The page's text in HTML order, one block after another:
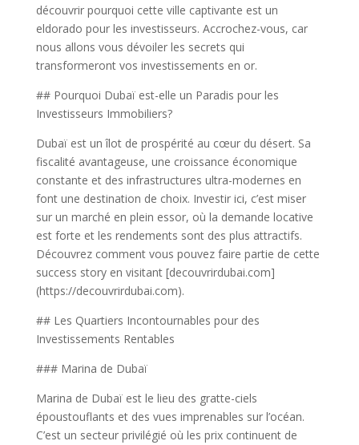
découvrir pourquoi cette ville captivante est un
eldorado pour les investisseurs. Accrochez-vous, car
nous allons vous dévoiler les secrets qui
transformeront vos investissements en or.
## Pourquoi Dubaï est-elle un Paradis pour les
Investisseurs Immobiliers?
Dubaï est un îlot de prospérité au cœur du désert. Sa
fiscalité avantageuse, une croissance économique
constante et des infrastructures ultra-modernes en
font une destination de choix. Investir ici, c’est miser
sur un marché en plein essor, où la demande locative
est forte et les rendements sont des plus attractifs.
Découvrez comment vous pouvez faire partie de cette
success story en visitant [decouvrirdubai.com]
(https://decouvrirdubai.com).
## Les Quartiers Incontournables pour des
Investissements Rentables
### Marina de Dubaï
Marina de Dubaï est le lieu des gratte-ciels
époustouflants et des vues imprenables sur l’océan.
C’est un secteur privilégié où les prix continuent de